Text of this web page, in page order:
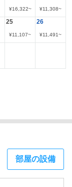
¥16,322~ ¥11,308~
25
¥11,107~
26
¥11,491~
部屋の設備